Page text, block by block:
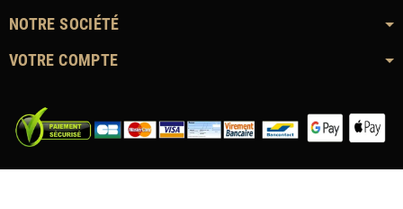
NOTRE SOCIÉTÉ
VOTRE COMPTE